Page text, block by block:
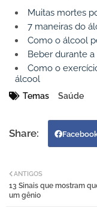
Muitas mortes
7 maneiras do
Como o álcool
Beber durante
Como o
álcool
Temas Saúde
ANTIGOS
13 Sinais que mostram
um gênio